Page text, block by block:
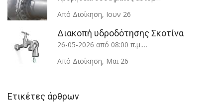
Από Διοίκηση, Ιουν 26
Διακοπή υδροδότησης Σκοτίνα
26-05-2026 από 08:00 π.μ.…
Από Διοίκηση, Μαι 26
Ετικέτες άρθρων